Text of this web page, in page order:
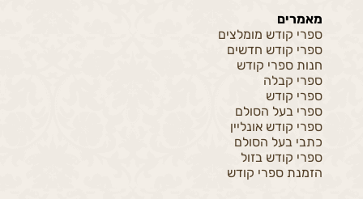
מאמרים
ספרי קודש מומלצים
ספרי קודש חדשים
חנות ספרי קודש
ספרי קבלה
ספרי קודש
ספרי בעל הסולם
ספרי קודש אונליין
כתבי בעל הסולם
ספרי קודש בזול
הזמנת ספרי קודש